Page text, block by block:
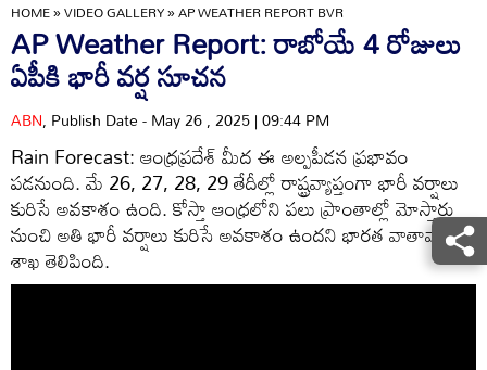
HOME»VIDEO GALLERY»AP WEATHER REPORT BVR
AP Weather Report: రాబోయే 4 రోజులు
ఏపీకి భారీ వర్ష సూచన
ABN, Publish Date - May 26 , 2025 | 09:44 PM
Rain Forecast: ఆంధ్రప్రదేశ్ మీద ఈ అల్పపీడన ప్రభావం
పడనుంది. మే 26, 27, 28, 29 తేదీల్లో రాష్ట్రవ్యాప్తంగా భారీ వర్షాలు
కురిసే అవకాశం ఉంది. కోస్తా ఆంధ్రలోని పలు ప్రాంతాల్లో మోస్తారు
నుంచి అతి భారీ వర్షాలు కురిసే అవకాశం ఉందని భారత వాతావారణ
శాఖ తెలిపింది.